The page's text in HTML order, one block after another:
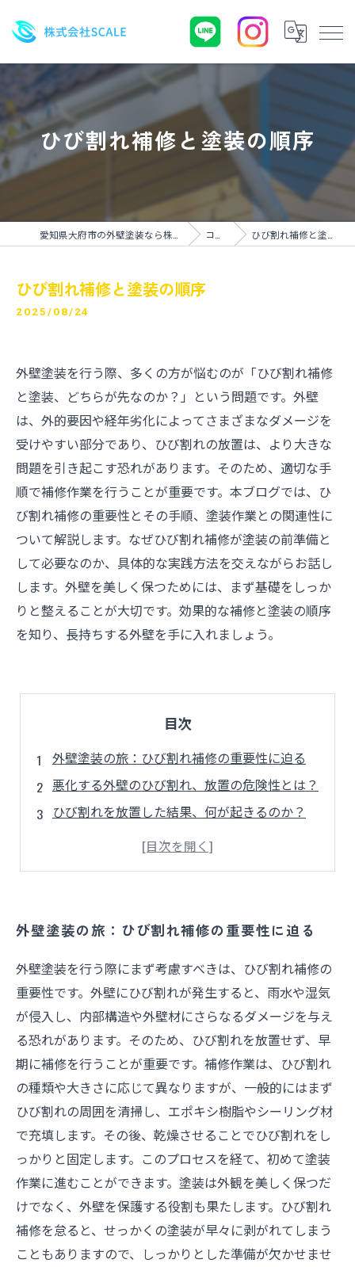
ひび割れ補修と塗装の順序
コラム ひび割れ補修と塗装の順序
ひび割れ補修と塗装の順序
2025/08/24
外壁塗装を行う際、多くの方が悩むのが「ひび割れ補修
と塗装、どちらが先なのか？」という問題です。外壁
は、外的要因や経年劣化によってさまざまなダメージを
受けやすい部分であり、ひび割れの放置は、より大きな
問題を引き起こす恐れがあります。そのため、適切な手
順で補修作業を行うことが重要です。本ブログでは、ひ
び割れ補修の重要性とその手順、塗装作業との関連性に
ついて解説します。なぜひび割れ補修が塗装の前準備と
して必要なのか、具体的な実践方法を交えながらお話し
します。外壁を美しく保つためには、まず基礎をしっか
りと整えることが大切です。効果的な補修と塗装の順序
を知り、長持ちする外壁を手に入れましょう。
目次
外壁塗装の旅：ひび割れ補修の重要性に迫る
悪化する外壁のひび割れ、放置の危険性とは？
ひび割れを放置した結果、何が起きるのか？
補修を行った後にこそ表れる、塗装の美しさ
外壁塗装の成功はひび割れ補修から始まる！
外壁塗装の旅：ひび割れ補修の重要性に迫る
外壁塗装を行う際にまず考慮すべきは、ひび割れ補修の
重要性です。外壁にひび割れが発生すると、雨水や湿気
が侵入し、内部構造や外壁材にさらなるダメージを与え
る恐れがあります。そのため、ひび割れを放置せず、早
期に補修を行うことが重要です。補修作業は、ひび割れ
の種類や大きさに応じて異なりますが、一般的にはまず
ひび割れの周囲を清掃し、エポキシ樹脂やシーリング材
で充填します。その後、乾燥させることでひび割れをし
っかりと固定します。このプロセスを経て、初めて塗装
作業に進むことができます。塗装は外観を美しく保つだ
けでなく、外壁を保護する役割も果たします。ひび割れ
補修を怠ると、せっかくの塗装が早々に剥がれてしまう
こともありますので、しっかりとした準備が欠かせませ